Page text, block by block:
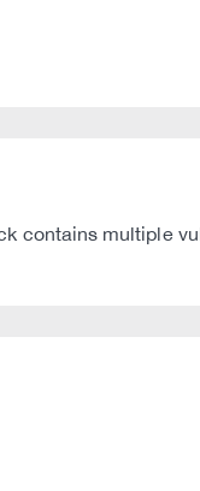
contains multiple